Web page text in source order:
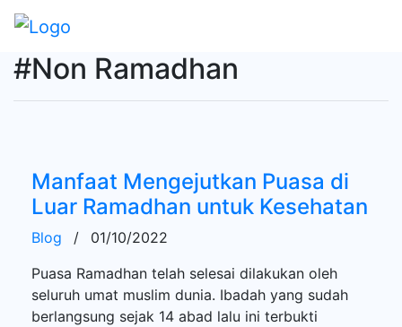
#Non Ramadhan
Manfaat Mengejutkan Puasa di
Luar Ramadhan untuk Kesehatan
Blog /
01/10/2022
Puasa Ramadhan telah selesai dilakukan oleh
seluruh umat muslim dunia. Ibadah yang sudah
berlangsung sejak 14 abad lalu ini terbukti